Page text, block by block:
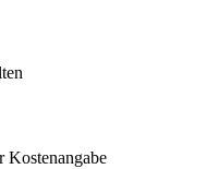
Kostenangabe